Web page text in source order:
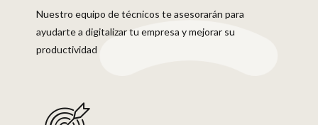
Nuestro equipo de técnicos te asesorarán para
ayudarte a digitalizar tu empresa y mejorar su
productividad